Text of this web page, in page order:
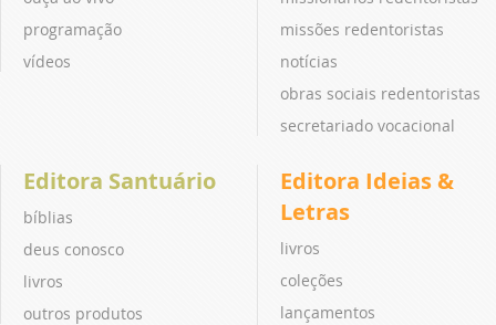
programação
vídeos
missões redentoristas
notícias
obras sociais redentoristas
secretariado vocacional
Editora Santuário
bíblias
deus conosco
livros
outros produtos
Editora Ideias &
Letras
livros
coleções
lançamentos